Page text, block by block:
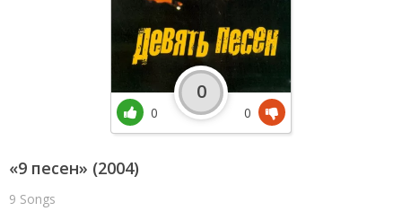
«9 песен» (2004)
9 Songs
0
0
0